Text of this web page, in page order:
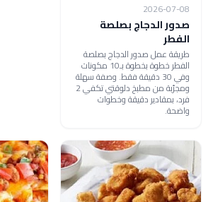
2026-07-08
صدور الدجاج بصلصة
الفطر
طريقة عمل صدور الدجاج بصلصة
الفطر خطوة بخطوة بـ10 مكونات
وفي 30 دقيقة فقط. وصفة سهلة
ومجرّبة من مطبخ دلوقتي تكفي 2
فرد، بمقادير دقيقة وخطوات
واضحة.